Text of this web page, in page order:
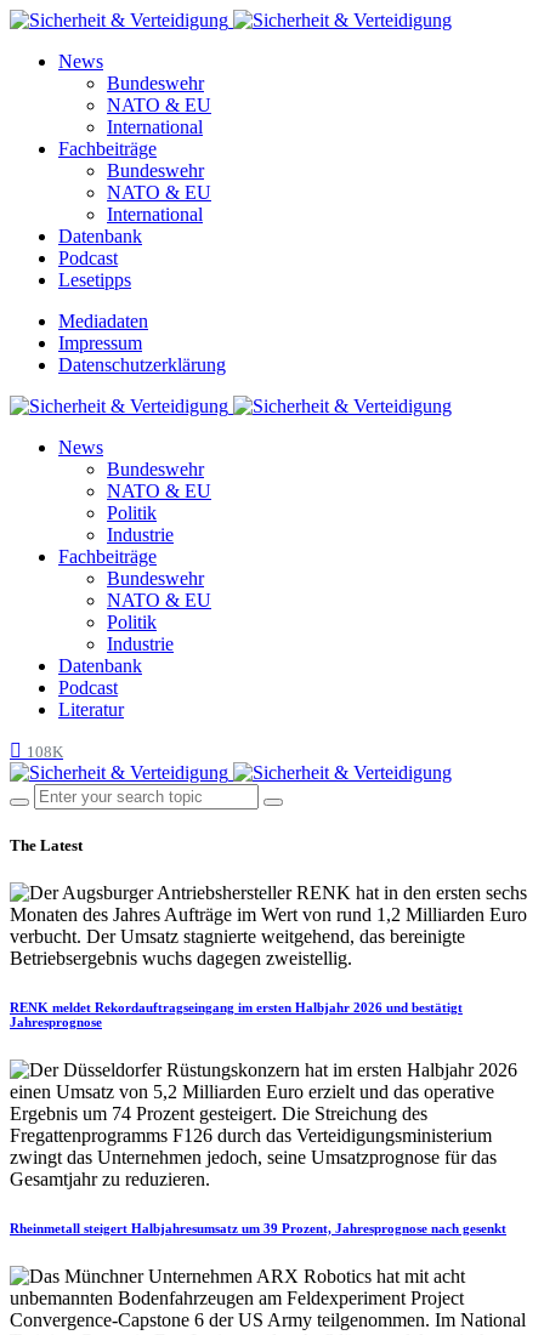
News
Bundeswehr
NATO & EU
International
Fachbeiträge
Bundeswehr
NATO & EU
International
Datenbank
Podcast
Lesetipps
Mediadaten
Impressum
Datenschutzerklärung
News
Bundeswehr
NATO & EU
Politik
Industrie
Fachbeiträge
Bundeswehr
NATO & EU
Politik
Industrie
Datenbank
Podcast
Literatur
108K
The Latest
RENK meldet Rekordauftragseingang im ersten Halbjahr 2026 und bestätigt
Jahresprognose
Rheinmetall steigert Halbjahresumsatz um 39 Prozent, Jahresprognose nach gesenkt